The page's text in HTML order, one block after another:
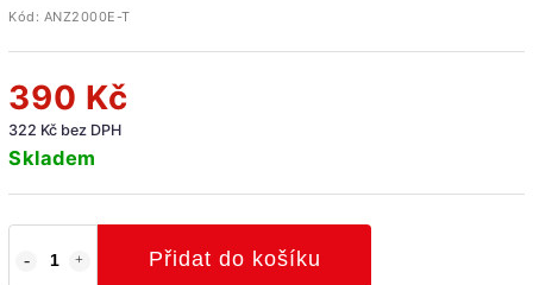
Kód: ANZ2000E-T
390 Kč
322 Kč bez DPH
Skladem
Přidat do košíku